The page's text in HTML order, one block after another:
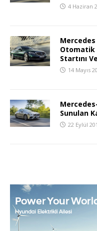
4 Haziran
Mercedes
Otomatik
Startını
14 Mayıs
Sunulan
22 Eylül